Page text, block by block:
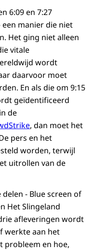
6:09 en 7:27
manier die niet
Het ging niet alleen
vitale
wordt
daarvoor moet
En als die om 9:15
geïdentificeerd
de
, dan moet het
pers en het
worden, terwijl
uitrollen van de
- Blue screen of
Het Slingeland
afleveringen wordt
werkte aan het
probleem en hoe,